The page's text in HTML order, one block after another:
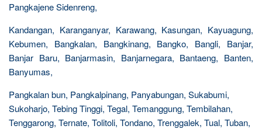
Pangkajene Sidenreng,
Kandangan, Karanganyar, Karawang, Kasungan, Kayuagung,
Kebumen, Bangkalan, Bangkinang, Bangko, Bangli, Banjar,
Banjar Baru, Banjarmasin, Banjarnegara, Bantaeng, Banten,
Banyumas,
Pangkalan bun, Pangkalpinang, Panyabungan, Sukabumi,
Sukoharjo, Tebing Tinggi, Tegal, Temanggung, Tembilahan,
Tenggarong, Ternate, Tolitoli, Tondano, Trenggalek, Tual, Tuban,